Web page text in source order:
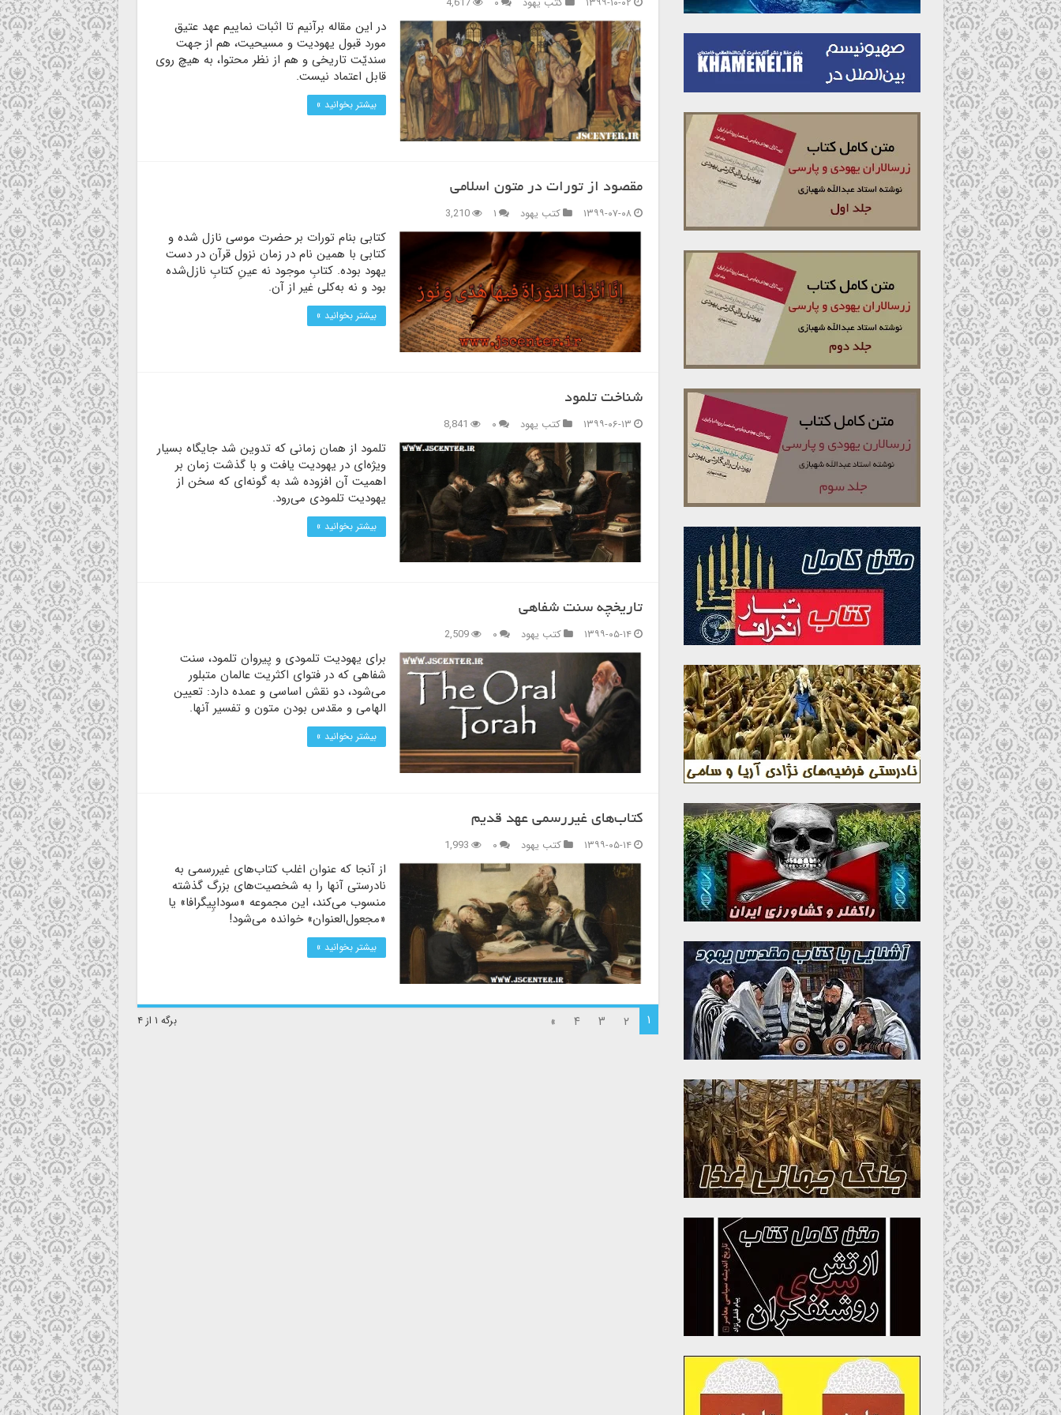
در این مقاله برآنیم تا اثبات نماییم عهد عتیق
مورد قبول یهودیت و مسیحیت، هم از جهت
سندیّت تاریخی و هم از نظر محتوا، به هیچ روی
قابل اعتماد نیست.
بیشتر بخوانید »
مقصود از تورات در متون اسلامی
۱۳۹۹-۰۷-۰۸
کتب یهود ۱ 3,210
کتابی بنام تورات بر حضرت موسی نازل شده و
کتابی با همین نام در زمان نزول قرآن در دست
یهود بوده. کتابِ موجود نه عینِ کتابِ نازل‌شده
بود و نه به‌کلی غیر از آن.
بیشتر بخوانید »
شناخت تلمود
۱۳۹۹-۰۶-۱۳
کتب یهود ۰ 8,841
تلمود از همان زمانی که تدوین شد جایگاه بسیار
ویژه‌ای در یهودیت یافت و با گذشت زمان بر
اهمیت آن افزوده شد به گونه‌ای که سخن از
یهودیت تلمودی می‌رود.
بیشتر بخوانید »
تاریخچه سنت شفاهی
۱۳۹۹-۰۵-۱۴
کتب یهود ۰ 2,509
برای یهودیت تلمودی و پیروان تلمود، سنت
شفاهی که در فتوای اکثریت عالمان متبلور
می‌شود، دو نقش اساسی و عمده دارد: تعیین
الهامی و مقدس بودن متون و تفسیر آنها.
بیشتر بخوانید »
کتاب‌های غیررسمی عهد قدیم
۱۳۹۹-۰۵-۱۴
کتب یهود ۰ 1,993
از آنجا که عنوان اغلب کتاب‌های غیررسمی به
نادرستی آنها را به شخصیت‌های بزرگ گذشته
منسوب می‌کند، این مجموعه «سوداپِیگرافا» یا
«مجعول‌العنوان» خوانده می‌شود!
بیشتر بخوانید »
برگه ۱ از ۴ ۱ ۲ ۳ ۴ »